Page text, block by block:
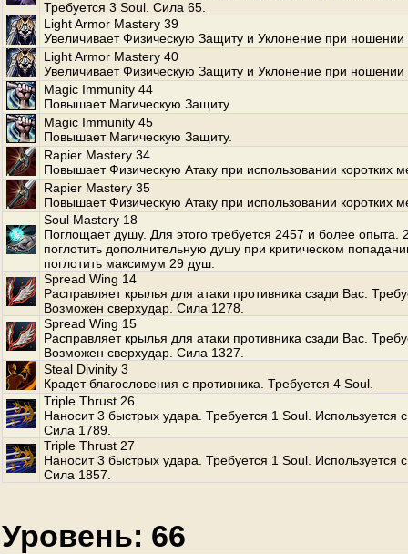
Требуется 3 Soul. Сила 65.
Light Armor Mastery 39
Увеличивает Физическую Защиту и Уклонение при ношении
Light Armor Mastery 40
Увеличивает Физическую Защиту и Уклонение при ношении
Magic Immunity 44
Повышает Магическую Защиту.
Magic Immunity 45
Повышает Магическую Защиту.
Rapier Mastery 34
Повышает Физическую Атаку при использовании коротких
Rapier Mastery 35
Повышает Физическую Атаку при использовании коротких
Soul Mastery 18
Поглощает душу. Для этого требуется 2457 и более опыта.
поглотить дополнительную душу при критическом
поглотить максимум 29 душ.
Spread Wing 14
Расправляет крылья для атаки противника сзади Вас.
Возможен сверхудар. Сила 1278.
Spread Wing 15
Расправляет крылья для атаки противника сзади Вас.
Возможен сверхудар. Сила 1327.
Steal Divinity 3
Крадет благословения с противника. Требуется 4 Soul.
Triple Thrust 26
Наносит 3 быстрых удара. Требуется 1 Soul. Используется
Сила 1789.
Triple Thrust 27
Наносит 3 быстрых удара. Требуется 1 Soul. Используется
Сила 1857.
Уровень: 66